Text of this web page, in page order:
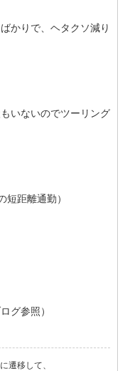
かりで、ヘタクソ減り
いないのでツーリング
短距離通勤）
グ参照）
遷移して、